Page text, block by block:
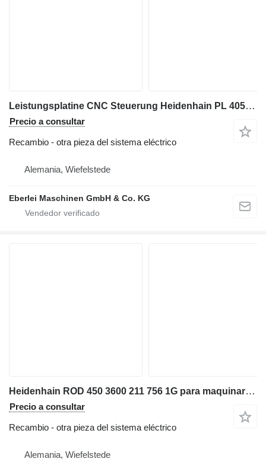
Leistungsplatine CNC Steuerung Heidenhain PL 405 B 263 371 22 para maquinaria industrial
Precio a consultar
Recambio - otra pieza del sistema eléctrico
Alemania, Wiefelstede
Eberlei Maschinen GmbH & Co. KG
Heidenhain ROD 450 3600 211 756 1G para maquinaria industrial
Precio a consultar
Recambio - otra pieza del sistema eléctrico
Alemania, Wiefelstede